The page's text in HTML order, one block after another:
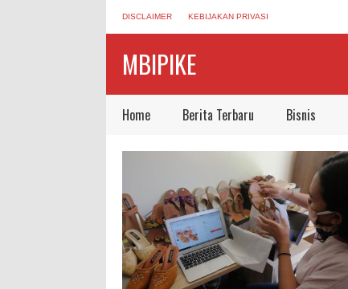
DISCLAIMER KEBIJAKAN PRIVASI
MBIPIKE
Home Berita Terbaru Bisnis